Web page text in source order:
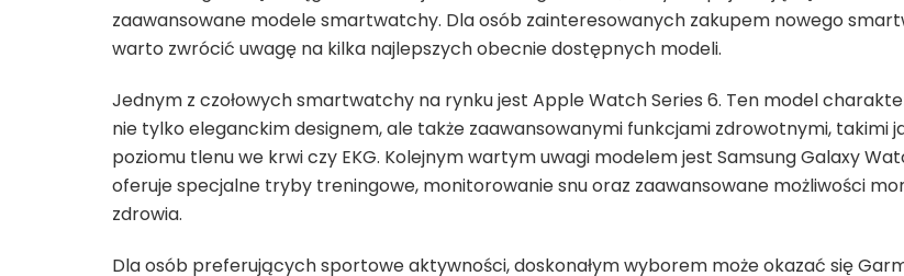
zaawansowane modele smartwatchy. Dla osób zainteresowanych zakupem nowego
warto zwrócić uwagę na kilka najlepszych obecnie dostępnych modeli.
Jednym z czołowych smartwatchy na rynku jest Apple Watch Series 6. Ten model
nie tylko eleganckim designem, ale także zaawansowanymi funkcjami zdrowotnymi, takimi
poziomu tlenu we krwi czy EKG. Kolejnym wartym uwagi modelem jest Samsung Galaxy
oferuje specjalne tryby treningowe, monitorowanie snu oraz zaawansowane możliwości
zdrowia.
Dla osób preferujących sportowe aktywności, doskonałym wyborem może okazać się